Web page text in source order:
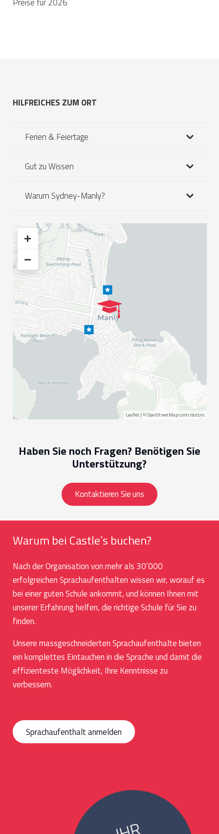
HILFREICHES ZUM ORT
Ferien & Feiertage
Gut zu Wissen
Warum Sydney-Manly?
+
−
Leaflet| ©OpenStreetMapcontributors
Haben Sie noch Fragen? Benötigen Sie
Unterstützung?
Kontaktieren Sie uns
Warum bei Castle’s buchen?
Nach der Organisation von mehr als 30’000
erfolgreichen Sprachaufenthalten wissen wir, worauf es
bei einer guten Schule ankommt, und können Ihnen mit
unserer Erfahrung helfen, die richtige Schule für Sie zu
finden.
Unsere massgeschneiderten Sprachaufenthalte bieten
ein komplettes Eintauchen in die Sprache und damit die
effizienteste Möglichkeit, Ihre Kenntnisse zu
verbessern.
Sprachaufenthalt anmelden